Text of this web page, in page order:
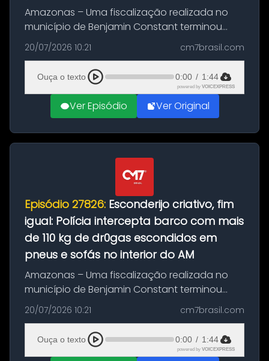
Amazonas – Uma fiscalização realizada no
município de Benjamin Constant terminou
com a apreensão de aproximadamente 115
quilos de entorpecentes em uma
embarcação atracada no porto da cidade. O
materia...
20/07/2026 10:21 cm7brasil.com
Ouça o texto 0:00 / 1:44
powered by VOICEXPRESS
Ver Episódio Ver Original
Episódio 27826: Esconderijo criativo, fim
igual: Polícia intercepta barco com mais
de 110 kg de dr0gas escondidos em
pneus e sofás no interior do AM
Amazonas – Uma fiscalização realizada no
município de Benjamin Constant terminou
com a apreensão de aproximadamente 115
quilos de entorpecentes em uma
embarcação atracada no porto da cidade. O
materia...
20/07/2026 10:21 cm7brasil.com
Ouça o texto 0:00 / 1:44
powered by VOICEXPRESS